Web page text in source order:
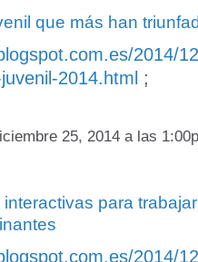
que más han
2014/
2014.html ;
25, 2014 a las
para
2014/